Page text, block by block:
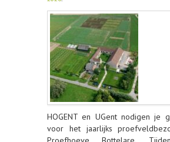
HOGENT en UGent nodigen je
voor het jaarlijks